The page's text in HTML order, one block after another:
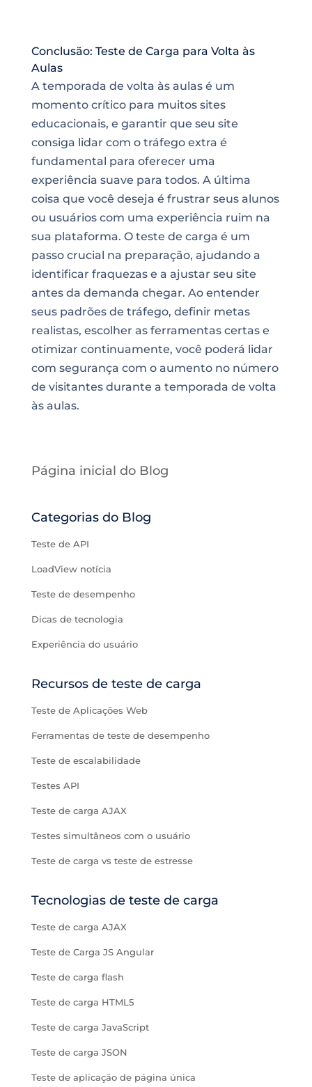
Conclusão: Teste de Carga para Volta às
Aulas
A temporada de volta às aulas é um
momento crítico para muitos sites
educacionais, e garantir que seu site
consiga lidar com o tráfego extra é
fundamental para oferecer uma
experiência suave para todos. A última
coisa que você deseja é frustrar seus alunos
ou usuários com uma experiência ruim na
sua plataforma. O teste de carga é um
passo crucial na preparação, ajudando a
identificar fraquezas e a ajustar seu site
antes da demanda chegar. Ao entender
seus padrões de tráfego, definir metas
realistas, escolher as ferramentas certas e
otimizar continuamente, você poderá lidar
com segurança com o aumento no número
de visitantes durante a temporada de volta
às aulas.
Página inicial do Blog
Categorias do Blog
Teste de API
LoadView notícia
Teste de desempenho
Dicas de tecnologia
Experiência do usuário
Recursos de teste de carga
Teste de Aplicações Web
Ferramentas de teste de desempenho
Teste de escalabilidade
Testes API
Teste de carga AJAX
Testes simultâneos com o usuário
Teste de carga vs teste de estresse
Tecnologias de teste de carga
Teste de carga AJAX
Teste de Carga JS Angular
Teste de carga flash
Teste de carga HTML5
Teste de carga JavaScript
Teste de carga JSON
Teste de aplicação de página única